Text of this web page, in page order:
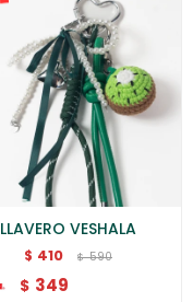
LLAVERO VESHALA
$ 410 $ 590
$ 349